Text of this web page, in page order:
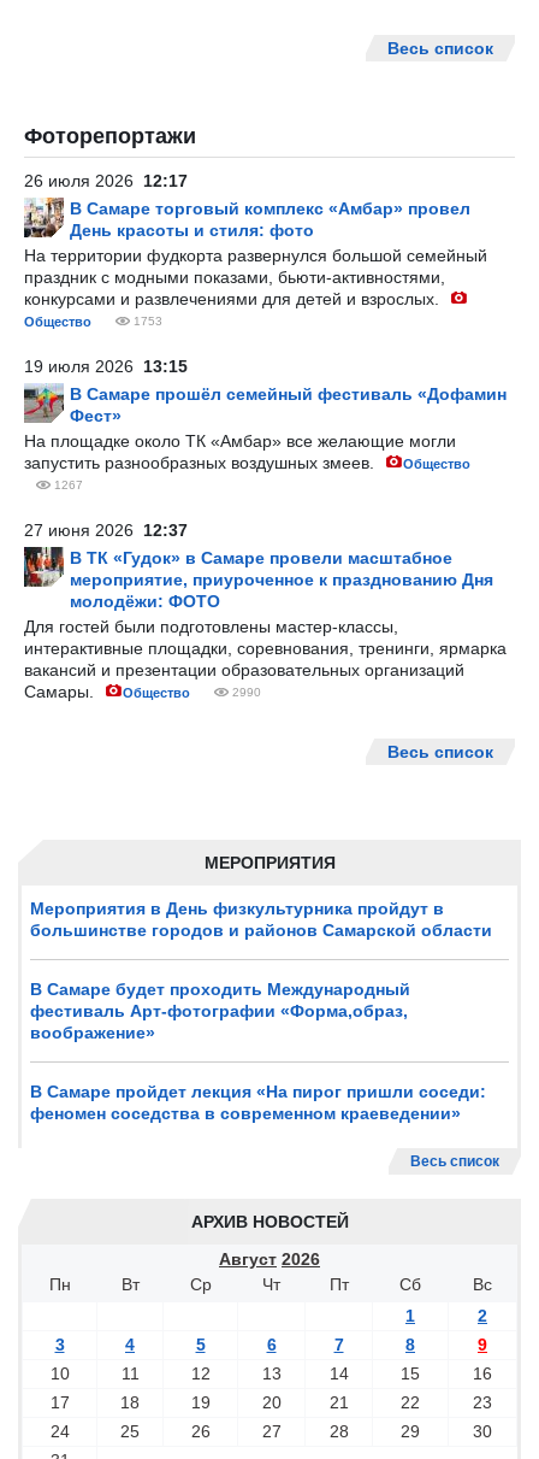
МЕРОПРИЯТИЯ
Мероприятия в День физкультурника пройдут в
большинстве городов и районов Самарской области
В Самаре будет проходить Международный
фестиваль Арт-фотографии «Форма,образ,
воображение»
В Самаре пройдет лекция «На пирог пришли соседи:
феномен соседства в современном краеведении»
Весь список
АРХИВ НОВОСТЕЙ
Август 2026
Пн
Вт Ср Чт Пт Сб
Вс
1
2
3
4 5 6 7 8
9
10
11 12 13 14 15
16
17
18 19 20 21 22
23
24
25 26 27 28 29
30
Весь список
Фоторепортажи
26 июля 2026 12:17
В Самаре торговый комплекс «Амбар» провел
День красоты и стиля: фото
На территории фудкорта развернулся большой семейный
праздник с модными показами, бьюти-активностями,
конкурсами и развлечениями для детей и взрослых.
Общество 1753
19 июля 2026 13:15
В Самаре прошёл семейный фестиваль «Дофамин
Фест»
На площадке около ТК «Амбар» все желающие могли
запустить разнообразных воздушных змеев.
Общество
1267
27 июня 2026 12:37
В ТК «Гудок» в Самаре провели масштабное
мероприятие, приуроченное к празднованию Дня
молодёжи: ФОТО
Для гостей были подготовлены мастер-классы,
интерактивные площадки, соревнования, тренинги, ярмарка
вакансий и презентации образовательных организаций
Самары.
Общество 2990
Весь список